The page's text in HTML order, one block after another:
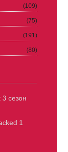
(109)
(75)
(191)
(80)
сезон
1